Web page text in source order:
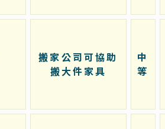
搬家公司可協助
搬大件家具
中
等